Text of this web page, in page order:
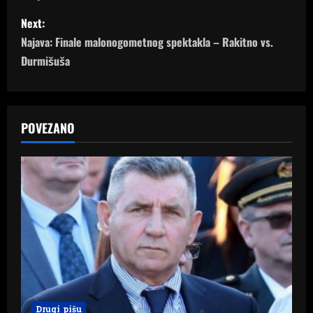
s
t
n
v
i
g
a
t
o
Next:
Najava: Finale malonogometnog spektakla – Rakitno vs.
Durmišuša
POVEZANO
Drugi pišu